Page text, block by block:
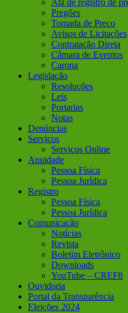
Ata de registro de
Pregões
Tomada de Preço
Avisos de Licitações
Contratação Direta
Câmara de Eventos
Carona
Legislação
Resoluções
Leis
Portarias
Notas
Denúncias
Serviços
Serviços Online
Anuidade
Pessoa Física
Pessoa Jurídica
Registro
Pessoa Física
Pessoa Jurídica
Comunicação
Notícias
Revista
Boletim Eletrônico
Downloads
YouTube – CREF8
Ouvidoria
Portal da Transparência
Eleições 2024